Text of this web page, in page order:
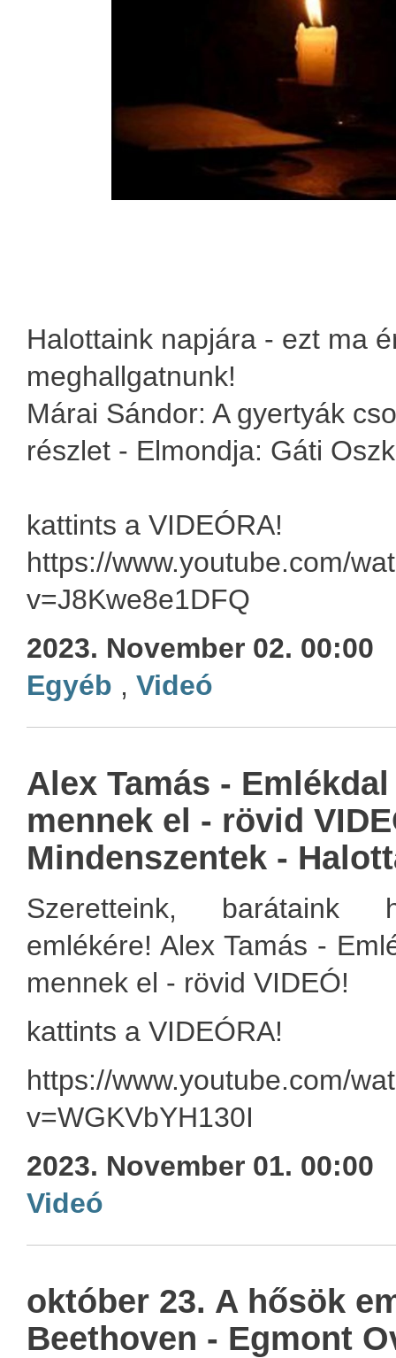
Halottaink napjára - ezt ma
meghallgatnunk!
Márai Sándor: A gyertyák
részlet - Elmondja: Gáti
kattints a VIDEÓRA!
https://www.youtube.com/
v=J8Kwe8e1DFQ
2023. November 02. 00:00
Egyéb , Videó
Alex Tamás -
mennek el - rövid
Mindenszentek -
Szeretteink, barátaink
emlékére! Alex Tamás -
mennek el - rövid VIDEÓ!
kattints a VIDEÓRA!
https://www.youtube.com/
v=WGKVbYH130I
2023. November 01. 00:00
Videó
október 23. A hősök
Beethoven - Egmont